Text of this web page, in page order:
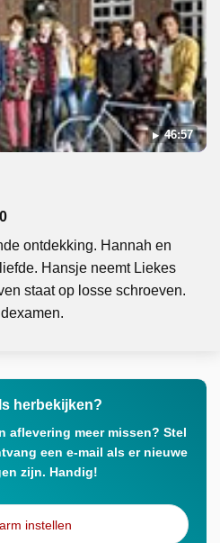
46:57
ontdekking. Hannah en
Hansje neemt Liekes
staat op losse schroeven.
herbekijken?
aflevering meer missen? Stel
een e-mail als er nieuwe
zijn. Handig!
instellen